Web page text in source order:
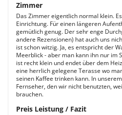
Zimmer
Das Zimmer eigentlich normal klein.
Einrichtung. Für einen längeren
gemütlich genug. Der sehr enge
andere Rezensionen) hat auch uns
ist schon witzig. Ja, es entspricht der
Meerblick - aber man kann ihn nur im
ist recht klein und endet über dem
eine herrlich gelegene Terasse wo
seinen Kaffee trinken kann. In
Fernseher, den wir nicht benutzten,
brauchen.
Preis Leistung / Fazit